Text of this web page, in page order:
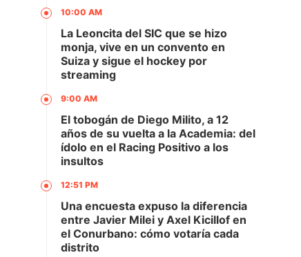
10:00 AM
La Leoncita del SIC que se hizo
monja, vive en un convento en
Suiza y sigue el hockey por
streaming
9:00 AM
El tobogán de Diego Milito, a 12
años de su vuelta a la Academia: del
ídolo en el Racing Positivo a los
insultos
12:51 PM
Una encuesta expuso la diferencia
entre Javier Milei y Axel Kicillof en
el Conurbano: cómo votaría cada
distrito